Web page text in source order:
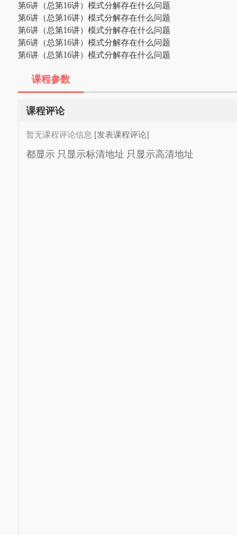
第6讲（总第16讲）模式分解存在什么问题
第6讲（总第16讲）模式分解存在什么问题
第6讲（总第16讲）模式分解存在什么问题
第6讲（总第16讲）模式分解存在什么问题
第6讲（总第16讲）模式分解存在什么问题
课程参数
课程评论
暂无课程评论信息 [发表课程评论]
都显示 只显示标清地址 只显示高清地址